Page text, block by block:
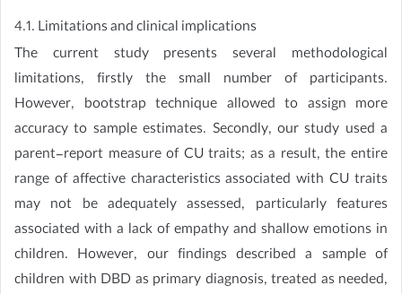
4.1. Limitations and clinical implications
The current study presents several methodological
limitations, firstly the small number of participants.
However, bootstrap technique allowed to assign more
accuracy to sample estimates. Secondly, our study used a
parent-report measure of CU traits; as a result, the entire
range of affective characteristics associated with CU traits
may not be adequately assessed, particularly features
associated with a lack of empathy and shallow emotions in
children. However, our findings described a sample of
children with DBD as primary diagnosis, treated as needed,